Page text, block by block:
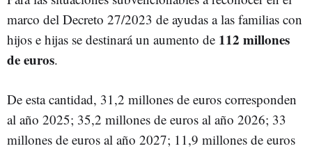
marco del Decreto 27/2023 de ayudas a las familias con
hijos e hijas se destinará un aumento de 112 millones
de euros.
De esta cantidad, 31,2 millones de euros corresponden
al año 2025; 35,2 millones de euros al año 2026; 33
millones de euros al año 2027; 11,9 millones de euros